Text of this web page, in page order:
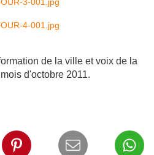
de la ville et voix de la
d'octobre 2011.